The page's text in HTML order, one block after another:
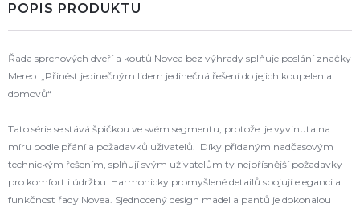
POPIS PRODUKTU
Řada sprchových dveří a koutů Novea bez výhrady splňuje poslání značky
Mereo. „Přinést jedinečným lidem jedinečná řešení do jejich koupelen a
domovů“
Tato série se stává špičkou ve svém segmentu, protože je vyvinuta na
míru podle přání a požadavků uživatelů. Díky přidaným nadčasovým
technickým řešením, splňují svým uživatelům ty nejpřísnější požadavky
pro komfort i údržbu. Harmonicky promyšlené detailů spojují eleganci a
funkčnost řady Novea. Sjednocený design madel a pantů je dokonalou